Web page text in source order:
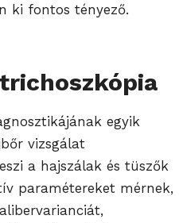
ki fontos tényező.
egyik
vizsgálat
a hajszálak és tüszők
paramétereket mérnek,